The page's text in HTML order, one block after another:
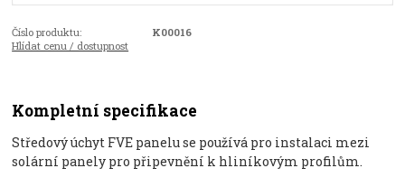
Číslo produktu:
K00016
Hlídat cenu / dostupnost
Kompletní specifikace
Středový úchyt FVE panelu se používá pro instalaci mezi
solární panely pro připevnění k hliníkovým profilům.